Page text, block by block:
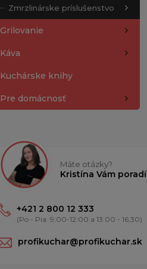
Zmrzlinárske príslušenstvo
Grilovanie
Káva
Kuchárske knihy
Pre domácnosť
Máte otázky?
Kristína Vám poradí
+421 2 800 12 333
(Po - Pia: 9:00-12:00 a 13:00 - 16:30)
profikuchar@profikuchar.sk